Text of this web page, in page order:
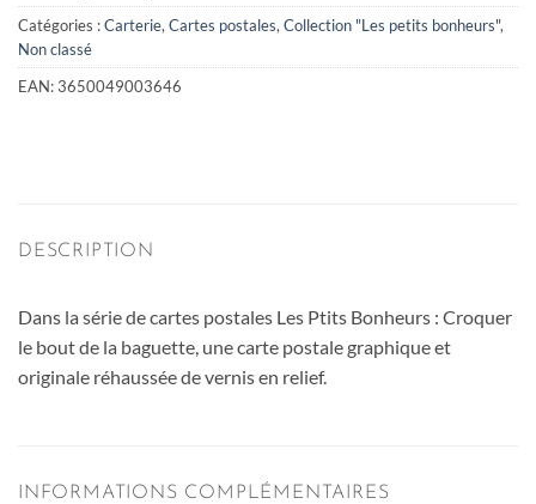
Catégories :Carterie,Cartes postales,Collection "Les petits bonheurs",
Non classé
EAN:3650049003646
DESCRIPTION
Dans la série de cartes postales Les Ptits Bonheurs : Croquer
le bout de la baguette, une carte postale graphique et
originale réhaussée de vernis en relief.
INFORMATIONS COMPLÉMENTAIRES